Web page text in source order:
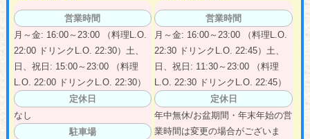
営業時間
月～金: 16:00～23:00 （料理L.O.
22:00 ドリンクL.O. 22:30）土、
日、祝日: 15:00～23:00 （料理
L.O. 22:00 ドリンクL.O. 22:30）
定休日
なし
駐車場
営業時間
月～金: 16:00～23:00 （料理L.O.
22:30 ドリンクL.O. 22:45）土、
日、祝日: 11:30～23:00 （料理
L.O. 22:30 ドリンクL.O. 22:45）
定休日
年中無休/お盆期間・年末年始の営
業時間は変更の場合がございま